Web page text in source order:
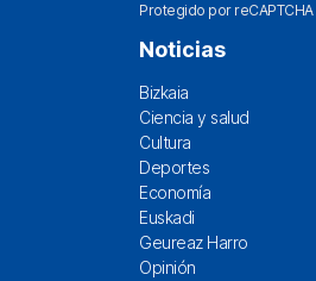
Protegido por
Noticias
Bizkaia
Ciencia y salud
Cultura
Deportes
Economía
Euskadi
Geureaz Harro
Opinión